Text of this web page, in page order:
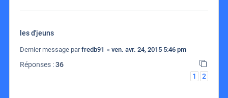
les d'jeuns
Dernier message parfredb91 « ven. avr. 24, 2015 5:46 pm
Réponses :36
1
2